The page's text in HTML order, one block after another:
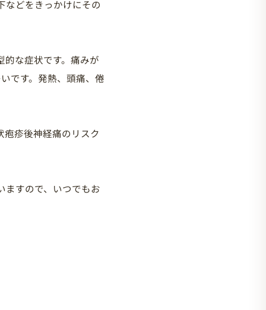
などをきっかけにその
な症状です。痛みが
です。発熱、頭痛、倦
疹後神経痛のリスク
ますので、いつでもお